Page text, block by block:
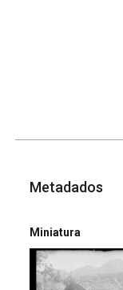
Metadados
Miniatura